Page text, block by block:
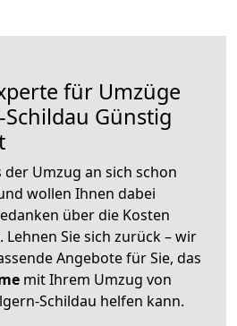
für Umzüge
Günstig
Umzug an sich schon
wollen Ihnen dabei
über die Kosten
Lehnen Sie sich zurück – wir
Angebote für Sie, das
mit Ihrem Umzug von
Schildau helfen kann.